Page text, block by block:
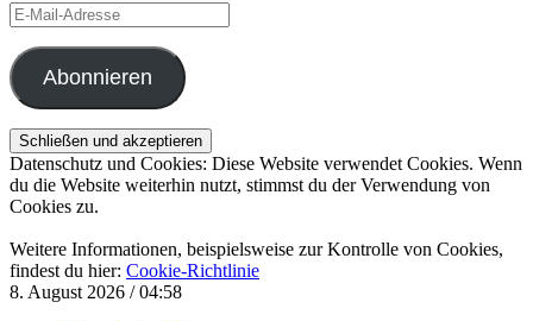
E-
Mail-
Adresse
Abonnieren
Datenschutz und Cookies: Diese Website verwendet Cookies. Wenn
du die Website weiterhin nutzt, stimmst du der Verwendung von
Cookies zu.
Weitere Informationen, beispielsweise zur Kontrolle von Cookies,
findest du hier: Cookie-Richtlinie
8. August 2026 / 04:58